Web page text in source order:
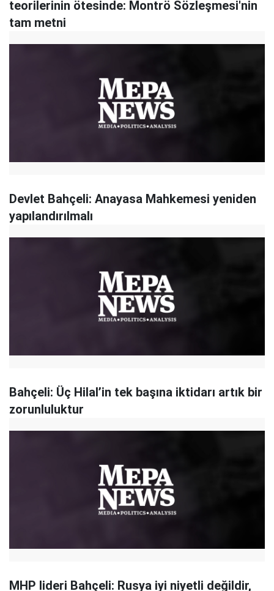
teorilerinin ötesinde: Montrö Sözleşmesi'nin
tam metni
Devlet Bahçeli: Anayasa Mahkemesi yeniden
yapılandırılmalı
Bahçeli: Üç Hilal’in tek başına iktidarı artık bir
zorunluluktur
MHP lideri Bahçeli: Rusya iyi niyetli değildir,